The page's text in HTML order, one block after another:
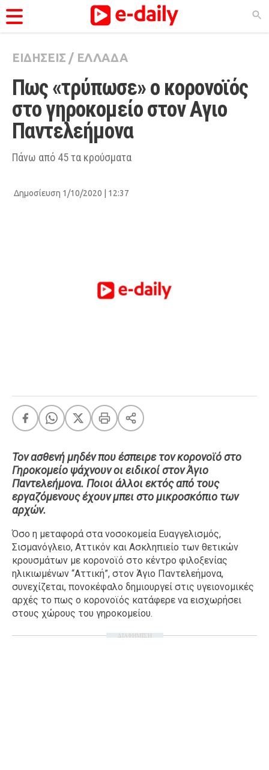
ΚΑΤΗΓΟΡΊΕΣ
Ειδήσεις
Θέματα
Videos
Podcasts
Life
A-List LGBTQI+
LIFE
Food
Body+Mind
Ταξίδια
Style
Σπίτι
Family
Σχέσεις
ΕΙΔΗΣΕΙΣ / ΕΛΛΑΔΑ
Πως «τρύπωσε» ο κορονοϊός
στο γηροκομείο στον Αγιο
Παντελεήμονα
Πάνω από 45 τα κρούσματα
Δημοσίευση 1/10/2020 | 12:37
Τον ασθενή μηδέν που έσπειρε τον κορονοϊό στο
Γηροκομείο ψάχνουν οι ειδικοί στον Άγιο
Παντελεήμονα. Ποιοι άλλοι εκτός από τους
εργαζόμενους έχουν μπει στο μικροσκόπιο των
αρχών.
Όσο η μεταφορά στα νοσοκομεία Ευαγγελισμός,
Σισμανόγλειο, Αττικόν και Ασκληπιείο των θετικών
κρουσμάτων με κορονοϊό στο κέντρο φιλοξενίας
ηλικιωμένων “Αττική”, στον Άγιο Παντελεήμονα,
συνεχίζεται, πονοκέφαλο δημιουργεί στις υγειονομικές
αρχές το πως ο κορονοϊός κατάφερε να εισχωρήσει
στους χώρους του γηροκομείου.
ΔΙΑΦΗΜΙΣΗ